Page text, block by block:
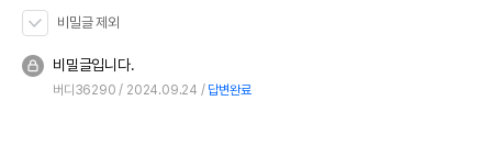
비밀글 제외
비밀글입니다.
버디36290 2024.09.24 답변완료